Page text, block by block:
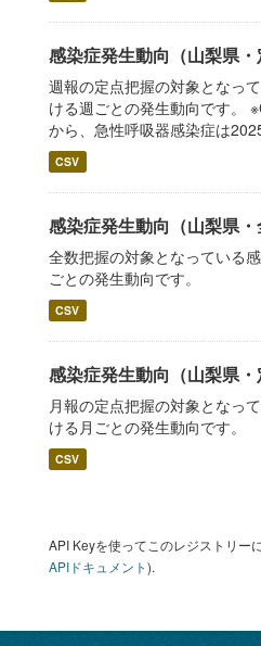
感染症発生動向（山梨県・
週報の定点把握の対象となっ
ける週ごとの発生動向です。
から、急性呼吸器感染症は
CSV
感染症発生動向（山梨県・
全数把握の対象となっている
ごとの発生動向です。
CSV
感染症発生動向（山梨県・
月報の定点把握の対象となっ
ける月ごとの発生動向です。
CSV
API Keyを使ってこのレジストリー
APIドキュメント).